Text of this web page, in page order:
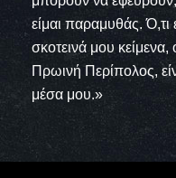
είμαι παραμυθάς.
σκοτεινά μου
Πρωινή Περίπολος,
μέσα μου.»